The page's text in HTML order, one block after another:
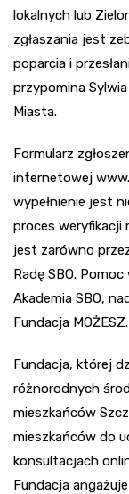
lokalnych lub
zgłaszania jest
poparcia i
przypomina
Miasta.
Formularz
internetowej
wypełnienie jest
proces weryfikacji
jest zarówno
Radę SBO.
Akademia SBO,
Fundacja MOŻESZ.
Fundacja, której
różnorodnych
mieszkańców
mieszkańców do
konsultacjach
Fundacja